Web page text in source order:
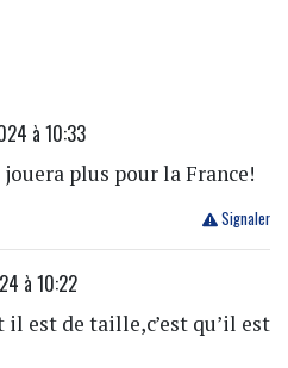
à 10:33
plus pour la France!
Signaler
à 10:22
il est de taille,c’est qu’il est